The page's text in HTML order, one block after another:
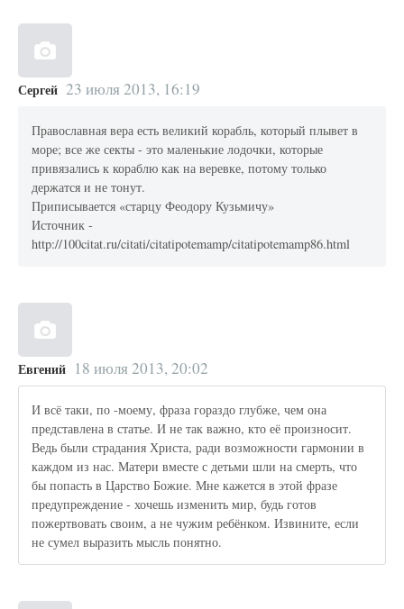
Сергей 23 июля 2013, 16:19
Православная вера есть великий корабль, который плывет в
море; все же секты - это маленькие лодочки, которые
привязались к кораблю как на веревке, потому только
держатся и не тонут.
Приписывается «старцу Феодору Кузьмичу»
Источник -
http://100citat.ru/citati/citatipotemamp/citatipotemamp86.html
Евгений 18 июля 2013, 20:02
И всё таки, по -моему, фраза гораздо глубже, чем она
представлена в статье. И не так важно, кто её произносит.
Ведь были страдания Христа, ради возможности гармонии в
каждом из нас. Матери вместе с детьми шли на смерть, что
бы попасть в Царство Божие. Мне кажется в этой фразе
предупреждение - хочешь изменить мир, будь готов
пожертвовать своим, а не чужим ребёнком. Извините, если
не сумел выразить мысль понятно.